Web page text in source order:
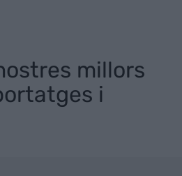
millors
i